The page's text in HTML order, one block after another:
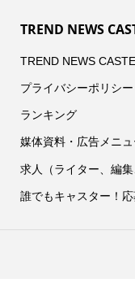
TREND NEWS
TREND NEWS
プライバシーポリシー
ランキング
媒体資料・広告メニュ
求人（ライター、編集
誰でもキャスター！